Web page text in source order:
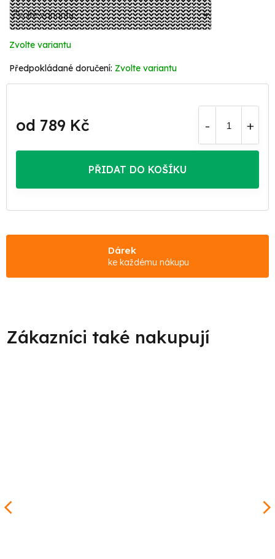
Zvolte variantu
Zvolte variantu
od 789 Kč
cena:
PŘIDAT DO KOŠÍKU
Dárek
ke každému nákupu